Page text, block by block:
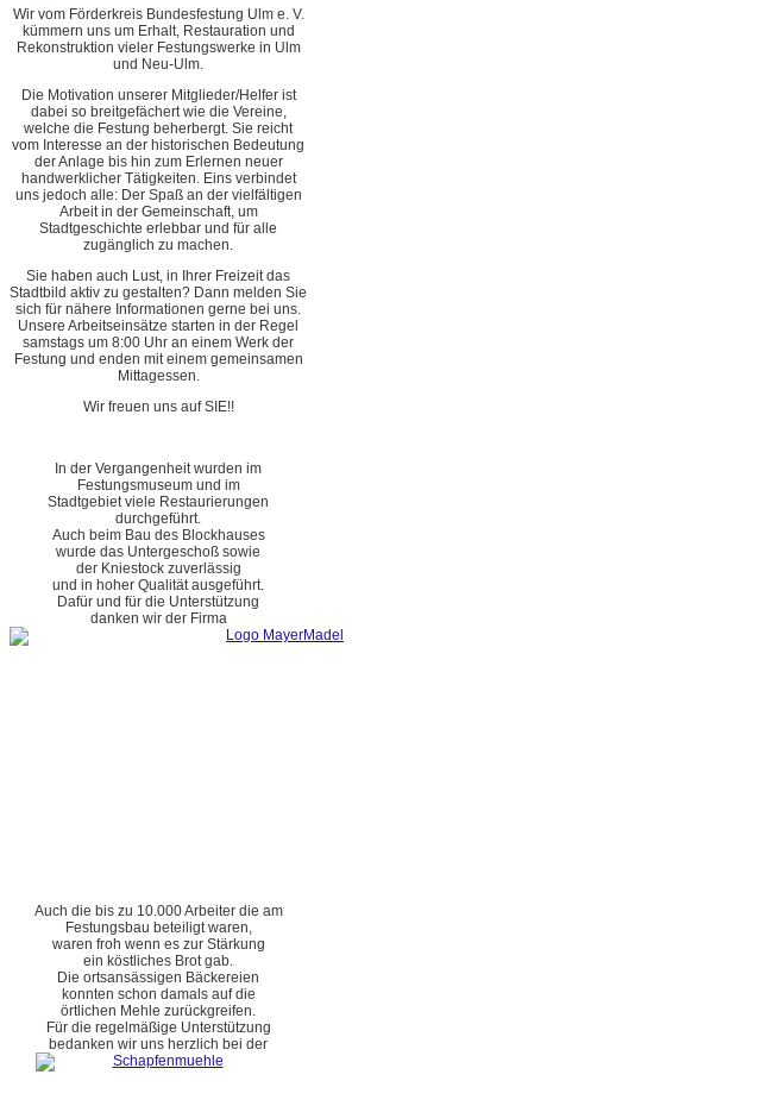
Wir vom Förderkreis Bundesfestung Ulm e. V.
kümmern uns um Erhalt, Restauration und
Rekonstruktion vieler Festungswerke in Ulm
und Neu-Ulm.
Die Motivation unserer Mitglieder/Helfer ist
dabei so breitgefächert wie die Vereine,
welche die Festung beherbergt. Sie reicht
vom Interesse an der historischen Bedeutung
der Anlage bis hin zum Erlernen neuer
handwerklicher Tätigkeiten. Eins verbindet
uns jedoch alle: Der Spaß an der vielfältigen
Arbeit in der Gemeinschaft, um
Stadtgeschichte erlebbar und für alle
zugänglich zu machen.
Sie haben auch Lust, in Ihrer Freizeit das
Stadtbild aktiv zu gestalten? Dann melden Sie
sich für nähere Informationen gerne bei uns.
Unsere Arbeitseinsätze starten in der Regel
samstags um 8:00 Uhr an einem Werk der
Festung und enden mit einem gemeinsamen
Mittagessen.
Wir freuen uns auf SIE!!
In der Vergangenheit wurden im
Festungsmuseum und im
Stadtgebiet viele Restaurierungen
durchgeführt.
Auch beim Bau des Blockhauses
wurde das Untergeschoß sowie
der Kniestock zuverlässig
und in hoher Qualität ausgeführt.
Dafür und für die Unterstützung
danken wir der Firma
Auch die bis zu 10.000 Arbeiter die am
Festungsbau beteiligt waren,
waren froh wenn es zur Stärkung
ein köstliches Brot gab.
Die ortsansässigen Bäckereien
konnten schon damals auf die
örtlichen Mehle zurückgreifen.
Für die regelmäßige Unterstützung
bedanken wir uns herzlich bei der